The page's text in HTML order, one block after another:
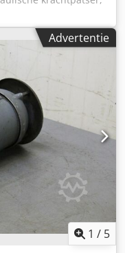
gelijkstroommotor,
pomp voor
Crjdpfod Atx Rjx
-
-Aandrijving: 24
12 kg
Advertentie
1 / 5